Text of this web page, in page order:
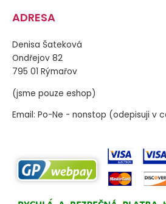
ADRESA
Denisa Šateková
Ondřejov 82
795 01 Rýmařov
(jsme pouze eshop)
Email: Po-Ne - nonstop (odepisuji v